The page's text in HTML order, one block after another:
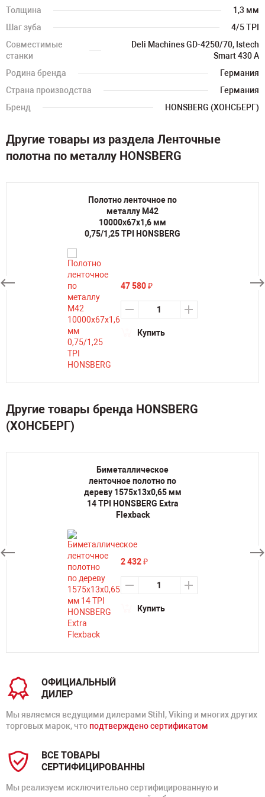
Толщина
1,3 мм
Шаг зуба
4/5 TPI
Совместимые
станки
Deli Machines GD-4250/70, Istech
Smart 430 A
Родина бренда
Германия
Страна производства
Германия
Бренд
HONSBERG (ХОНСБЕРГ)
Другие товары из раздела Ленточные
полотна по металлу HONSBERG
Полотно ленточное по
металлу M42
10000х67х1,6 мм
0,75/1,25 TPI HONSBERG
47 580₽
Купить
Другие товары бренда HONSBERG
(ХОНСБЕРГ)
Биметаллическое
ленточное полотно по
дереву 1575х13х0,65 мм
14 TPI HONSBERG Extra
Flexback
2 432₽
Купить
ОФИЦИАЛЬНЫЙ
ДИЛЕР
Мы являемся ведущими дилерами Stihl, Viking и многих других
торговых марок, что подтверждено сертификатом
ВСЕ ТОВАРЫ
СЕРТИФИЦИРОВАННЫ
Мы реализуем исключительно сертифицированную и